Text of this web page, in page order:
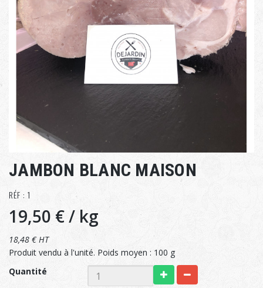
JAMBON BLANC MAISON
RÉF : 1
19,50 €/ kg
18,48 € HT
Produit vendu à l'unité. Poids moyen : 100 g
Quantité